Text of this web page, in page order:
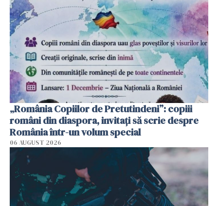
„România Copiilor de Pretutindeni”: copiii
români din diaspora, invitați să scrie despre
România într-un volum special
06 AUGUST 2026